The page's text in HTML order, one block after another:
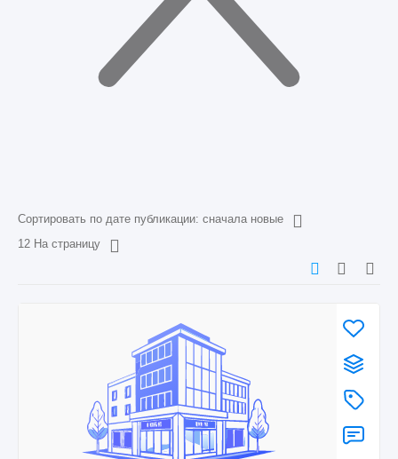
Сортировать по дате публикации: сначала новые
12 На страницу